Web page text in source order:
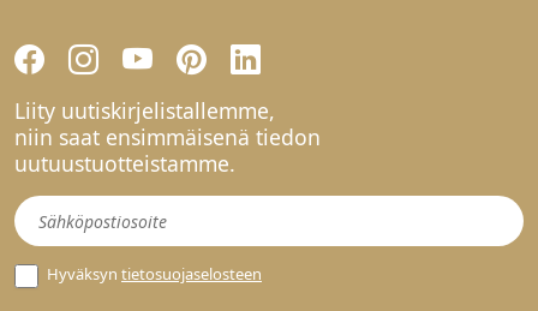
Liity uutiskirjelistallemme,
niin saat ensimmäisenä tiedon
uutuustuotteistamme.
Uutiskirje
Hyväksyn tietosuojaselosteen